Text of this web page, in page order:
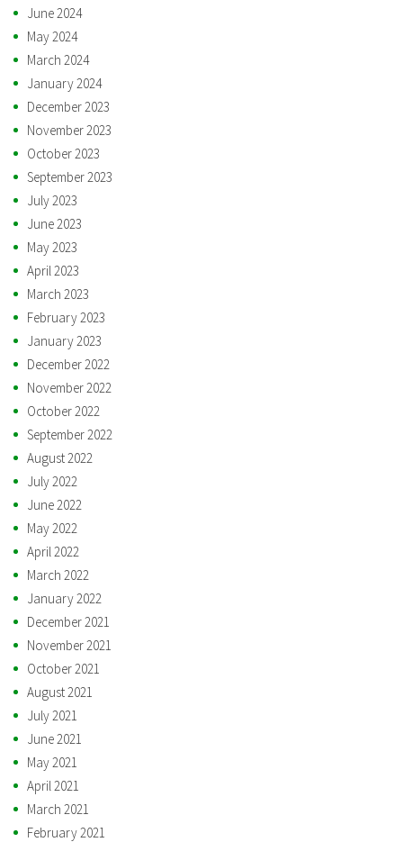
June 2024
May 2024
March 2024
January 2024
December 2023
November 2023
October 2023
September 2023
July 2023
June 2023
May 2023
April 2023
March 2023
February 2023
January 2023
December 2022
November 2022
October 2022
September 2022
August 2022
July 2022
June 2022
May 2022
April 2022
March 2022
January 2022
December 2021
November 2021
October 2021
August 2021
July 2021
June 2021
May 2021
April 2021
March 2021
February 2021